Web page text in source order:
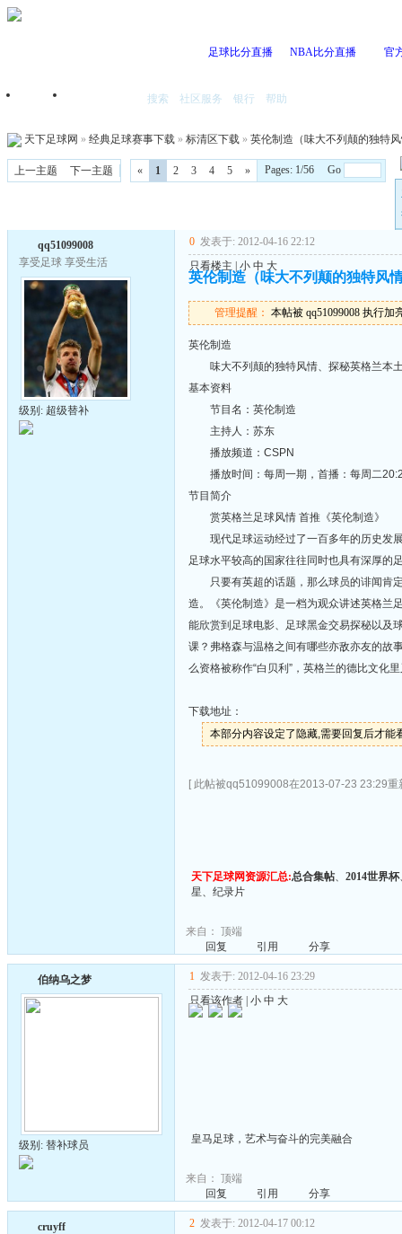
足球比分直播 NBA比分直播 官
首页 搜索 社区服务 银行 帮助
天下足球网 » 经典足球赛事下载 » 标清区下载 » 英伦制造（味大不列颠的独特
上一主题 下一主题 « 1 2 3 4 5 »
Pages: 1/56 Go
qq51099008
享受足球 享受生活
级别: 超级替补
0 发表于: 2012-04-16 22:12
只看楼主
小 中 大
英伦制造（味大不列颠的独特风
管理提醒： 本帖被 qq51099008 执行加
英伦制造
味大不列颠的独特风情、探秘英格兰本
基本资料
节目名：英伦制造
主持人：苏东
播放频道：CSPN
播放时间：每周一期，首播：每周二
节目简介
赏英格兰足球风情 首推《英伦制造》
现代足球运动经过了一百多年的历史发展
足球水平较高的国家往往同时也具有深厚的
只要有英超的话题，那么球员的诽闻肯定
造。《英伦制造》是一档为观众讲述英格兰
能欣赏到足球电影、足球黑金交易探秘以及
课？弗格森与温格之间有哪些亦敌亦友的故
么资格被称作“白贝利”，英格兰的德比文化
下载地址：
本部分内容设定了隐藏,需要回复后才能
[ 此帖被qq51099008在2013-07-23 23:29重
天下足球网资源汇总:总合集帖、 2014世界杯
星、 纪录片
来自： 顶端
回复
引用 分享
伯纳乌之梦
级别: 替补球员
1 发表于: 2012-04-16 23:29
只看该作者 小 中 大
皇马足球，艺术与奋斗的完美融合
来自： 顶端
回复
引用 分享
cruyff 2 发表于: 2012-04-17 00:12